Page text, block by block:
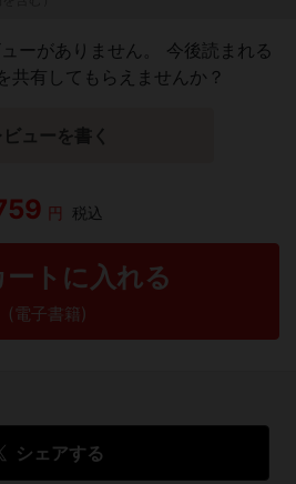
ーがありません。 今後読まれる
共有してもらえませんか？
ビューを書く
円 税込
ートに入れる
(電子書籍)
シェアする